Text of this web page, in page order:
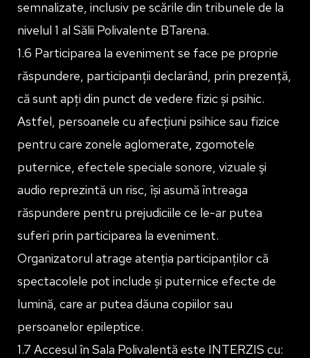
semnalizate, inclusiv pe scările din tribunele de la
nivelul 1 al Sălii Polivalente BTarena.
1.6 Participarea la eveniment se face pe proprie
răspundere, participanții declarând, prin prezență,
că sunt apți din punct de vedere fizic și psihic.
Astfel, persoanele cu afecțiuni psihice sau fizice
pentru care zonele aglomerate, zgomotele
puternice, efectele speciale sonore, vizuale şi
audio reprezintă un risc, își asumă întreaga
răspundere pentru prejudiciile ce le-ar putea
suferi prin participarea la eveniment.
Organizatorul atrage atenția participanților că
spectacolele pot include și puternice efecte de
lumină, care ar putea dăuna copiilor sau
persoanelor epileptice.
1.7 Accesul în Sala Polivalentă este INTERZIS cu: